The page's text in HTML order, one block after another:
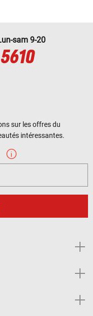
sam 9-20
sur les offres du
intéressantes.